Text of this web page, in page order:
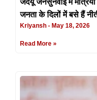
जदयू जनसुनवाई में
जनता के दिलों में बसे हैं
Kriyansh May 18, 2026
Read More »